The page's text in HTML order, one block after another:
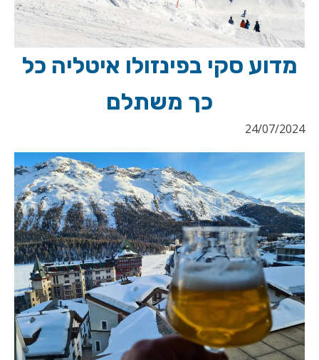
מדוע סקי בפינזולו איטליה כל
כך משתלם
24/07/2024